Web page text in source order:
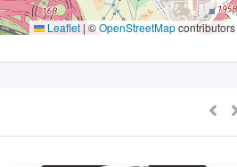
Leaflet |©OpenStreetMapcontributors